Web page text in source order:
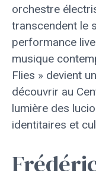
orchestre
transcendent le
performance
musique
Flies » devient
découvrir au
lumière des
identitaires et